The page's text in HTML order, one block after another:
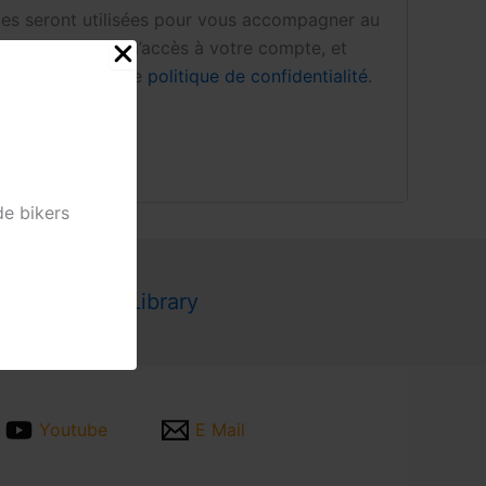
bikers
seront utilisées pour vous accompagner au
web, gérer l’accès à votre compte, et
dans notre politique de confidentialité.
Document Library
Youtube
E Mail